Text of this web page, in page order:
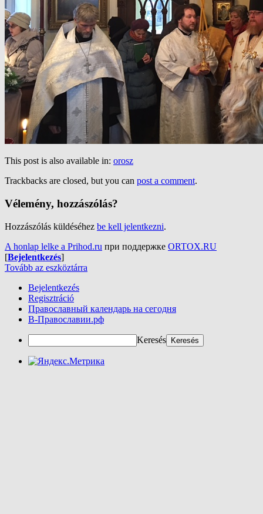
This post is also available in: orosz
Trackbacks are closed, but you can post a comment.
Vélemény, hozzászólás?
Hozzászólás küldéséhez be kell jelentkezni.
A honlap lelke a Prihod.ru при поддержке ORTOX.RU
[Bejelentkezés]
Tovább az eszköztárra
Bejelentkezés
Regisztráció
Православный календарь на сегодня
В-Православии.рф
Keresés